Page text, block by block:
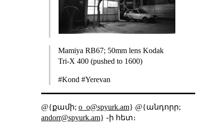
Mamiya RB67; 50mm lens Kodak
Tri-X 400 (pushed to 1600)
#Kond #Yerevan
@{քամի; o_o@spyurk.am} @{անդորր;
andorr@spyurk.am} ֊ի հետ։